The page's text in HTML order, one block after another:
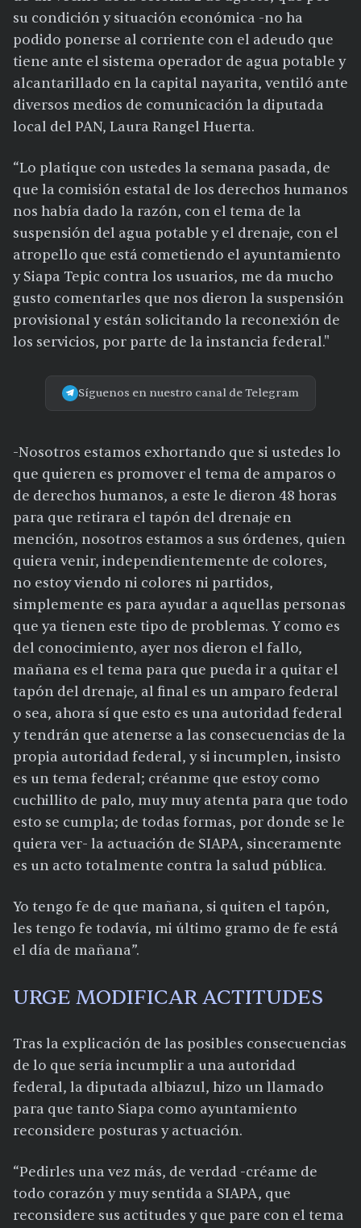
su condición y situación económica -no ha
podido ponerse al corriente con el adeudo que
tiene ante el sistema operador de agua potable y
alcantarillado en la capital nayarita, ventiló ante
diversos medios de comunicación la diputada
local del PAN, Laura Rangel Huerta.
“Lo platique con ustedes la semana pasada, de
que la comisión estatal de los derechos humanos
nos había dado la razón, con el tema de la
suspensión del agua potable y el drenaje, con el
atropello que está cometiendo el ayuntamiento
y Siapa Tepic contra los usuarios, me da mucho
gusto comentarles que nos dieron la suspensión
provisional y están solicitando la reconexión de
los servicios, por parte de la instancia federal."
Síguenos en nuestro canal de Telegram
-Nosotros estamos exhortando que si ustedes lo
que quieren es promover el tema de amparos o
de derechos humanos, a este le dieron 48 horas
para que retirara el tapón del drenaje en
mención, nosotros estamos a sus órdenes, quien
quiera venir, independientemente de colores,
no estoy viendo ni colores ni partidos,
simplemente es para ayudar a aquellas personas
que ya tienen este tipo de problemas. Y como es
del conocimiento, ayer nos dieron el fallo,
mañana es el tema para que pueda ir a quitar el
tapón del drenaje, al final es un amparo federal
o sea, ahora sí que esto es una autoridad federal
y tendrán que atenerse a las consecuencias de la
propia autoridad federal, y si incumplen, insisto
es un tema federal; créanme que estoy como
cuchillito de palo, muy muy atenta para que todo
esto se cumpla; de todas formas, por donde se le
quiera ver- la actuación de SIAPA, sinceramente
es un acto totalmente contra la salud pública.
Yo tengo fe de que mañana, si quiten el tapón,
les tengo fe todavía, mi último gramo de fe está
el día de mañana”.
URGE MODIFICAR ACTITUDES
Tras la explicación de las posibles consecuencias
de lo que sería incumplir a una autoridad
federal, la diputada albiazul, hizo un llamado
para que tanto Siapa como ayuntamiento
reconsidere posturas y actuación.
“Pedirles una vez más, de verdad -créame de
todo corazón y muy sentida a SIAPA, que
reconsidere sus actitudes y que pare con el tema